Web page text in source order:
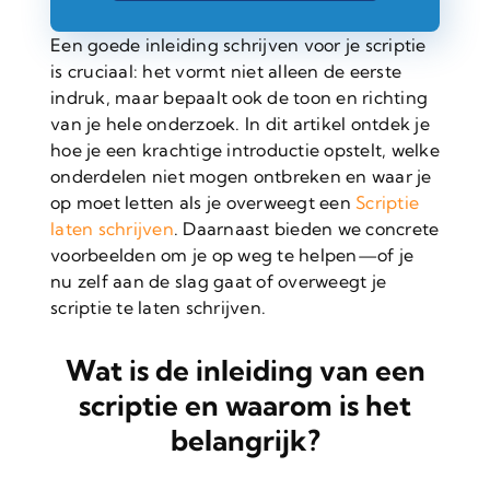
Een goede inleiding schrijven voor je scriptie
is cruciaal: het vormt niet alleen de eerste
indruk, maar bepaalt ook de toon en richting
van je hele onderzoek. In dit artikel ontdek je
hoe je een krachtige introductie opstelt, welke
onderdelen niet mogen ontbreken en waar je
op moet letten als je overweegt eenScriptie
laten schrijven. Daarnaast bieden we concrete
voorbeelden om je op weg te helpen—of je
nu zelf aan de slag gaat of overweegt je
scriptie te laten schrijven.
Wat is de inleiding van een
scriptie en waarom is het
belangrijk?